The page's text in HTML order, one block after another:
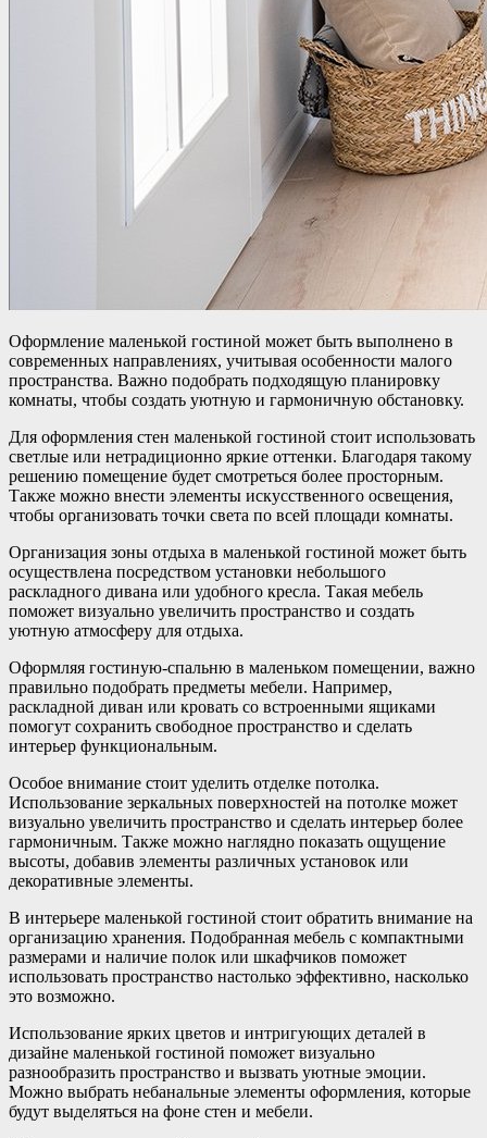
Оформление маленькой гостиной может быть выполнено в
современных направлениях, учитывая особенности малого
пространства. Важно подобрать подходящую планировку
комнаты, чтобы создать уютную и гармоничную обстановку.
Для оформления стен маленькой гостиной стоит использовать
светлые или нетрадиционно яркие оттенки. Благодаря такому
решению помещение будет смотреться более просторным.
Также можно внести элементы искусственного освещения,
чтобы организовать точки света по всей площади комнаты.
Организация зоны отдыха в маленькой гостиной может быть
осуществлена посредством установки небольшого
раскладного дивана или удобного кресла. Такая мебель
поможет визуально увеличить пространство и создать
уютную атмосферу для отдыха.
Оформляя гостиную-спальню в маленьком помещении, важно
правильно подобрать предметы мебели. Например,
раскладной диван или кровать со встроенными ящиками
помогут сохранить свободное пространство и сделать
интерьер функциональным.
Особое внимание стоит уделить отделке потолка.
Использование зеркальных поверхностей на потолке может
визуально увеличить пространство и сделать интерьер более
гармоничным. Также можно наглядно показать ощущение
высоты, добавив элементы различных установок или
декоративные элементы.
В интерьере маленькой гостиной стоит обратить внимание на
организацию хранения. Подобранная мебель с компактными
размерами и наличие полок или шкафчиков поможет
использовать пространство настолько эффективно, насколько
это возможно.
Использование ярких цветов и интригующих деталей в
дизайне маленькой гостиной поможет визуально
разнообразить пространство и вызвать уютные эмоции.
Можно выбрать небанальные элементы оформления, которые
будут выделяться на фоне стен и мебели.